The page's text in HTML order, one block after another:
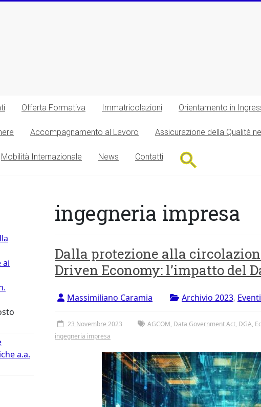
Offerta Formativa Immatricolazioni Orientamento in
Accompagnamento al Lavoro Assicurazione della Qualità
Mobilità Internazionale News Contatti
ingegneria impresa
Dalla protezione alla
Driven Economy: l’impatto del
Massimiliano Caramia Archivio 2023, Eventi
23 Novembre 2023 AGCOM, Data Government Act, DGA,
ingegneria impresa
ai
a.a.